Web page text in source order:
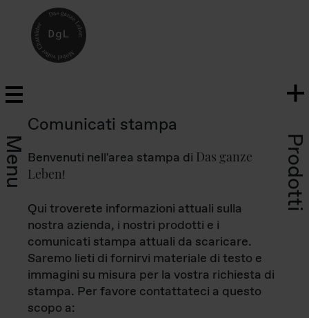
Menu Prodotti
Comunicati stampa
Benvenuti nell'area stampa di Das ganze
Leben!
Qui troverete informazioni attuali sulla
nostra azienda, i nostri prodotti e i
comunicati stampa attuali da scaricare.
Saremo lieti di fornirvi materiale di testo e
immagini su misura per la vostra richiesta di
stampa. Per favore contattateci a questo
scopo a: